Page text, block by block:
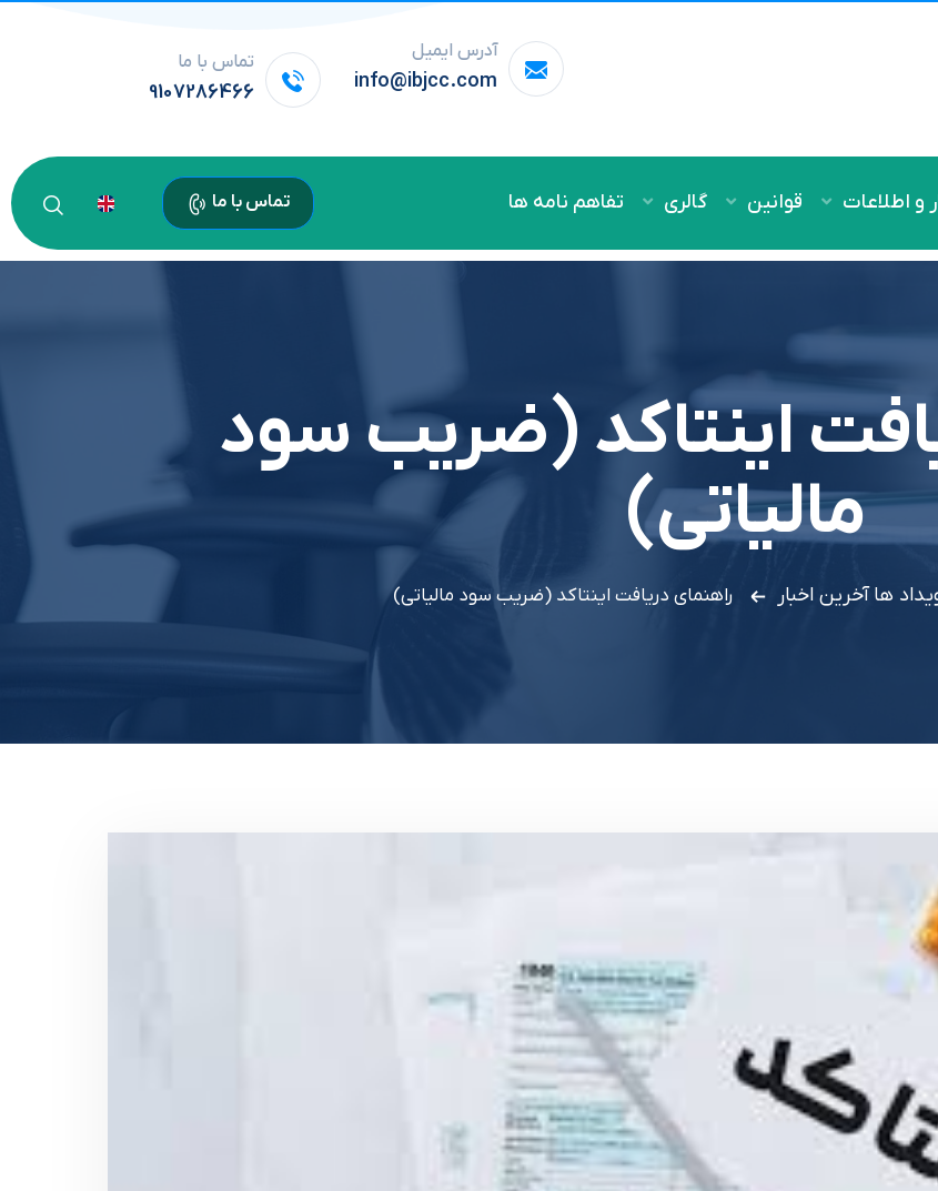
آدرس ایمیل
info@ibjcc.com
تماس با ما
9107286466
و اطلاعات قوانین گالری تفاهم نامه ها تماس با ما
اینتاکد (ضریب سود
مالیاتی)
ها آخرین اخبار راهنمای دریافت اینتاکد (ضریب سود مالیاتی)